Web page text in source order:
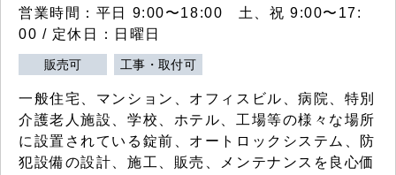
営業時間：平日 9:00〜18:00 土、祝 9:00〜17:
00 / 定休日：日曜日
販売可 工事・取付可
一般住宅、マンション、オフィスビル、病院、特別
介護老人施設、学校、ホテル、工場等の様々な場所
に設置されている錠前、オートロックシステム、防
犯設備の設計、施工、販売、メンテナンスを良心価